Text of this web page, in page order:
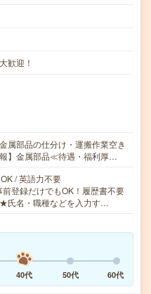
歓迎！
属部品の仕分け・運搬作業空き
】金属部品≪待遇・福利厚…
/ 英語力不要
登録だけでもOK！履歴書不要
氏名・職種などを入力す…
40代 50代 60代